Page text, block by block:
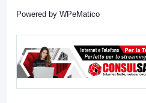
Powered by WPeMatico